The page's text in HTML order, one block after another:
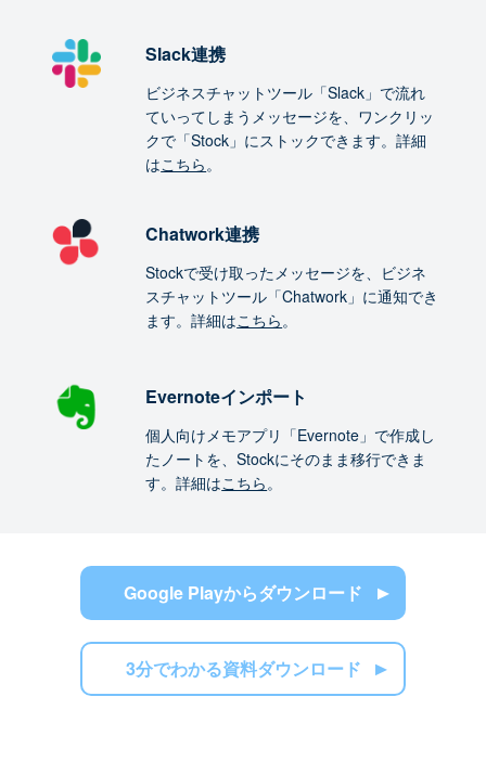
Slack連携
ビジネスチャットツール「Slack」で流れ
ていってしまうメッセージを、ワンクリッ
クで「Stock」にストックできます。詳細
はこちら。
Chatwork連携
Stockで受け取ったメッセージを、ビジネ
スチャットツール「Chatwork」に通知でき
ます。詳細はこちら。
Evernoteインポート
個人向けメモアプリ「Evernote」で作成し
たノートを、Stockにそのまま移行できま
す。詳細はこちら。
Google Playからダウンロード
3分でわかる資料ダウンロード